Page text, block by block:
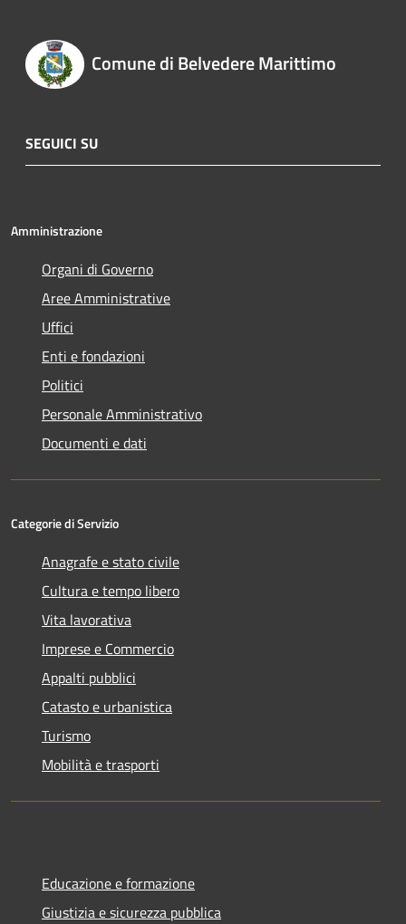
Comune di Belvedere Marittimo
SEGUICI SU
Amministrazione
Organi di Governo
Aree Amministrative
Uffici
Enti e fondazioni
Politici
Personale Amministrativo
Documenti e dati
Categorie di Servizio
Anagrafe e stato civile
Cultura e tempo libero
Vita lavorativa
Imprese e Commercio
Appalti pubblici
Catasto e urbanistica
Turismo
Mobilità e trasporti
Educazione e formazione
Giustizia e sicurezza pubblica